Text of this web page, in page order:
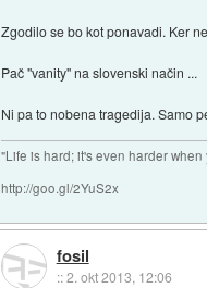
Zgodilo se bo kot ponavadi. Ker
Pač "vanity" na slovenski način ...
Ni pa to nobena tragedija. Samo
"Life is hard; it's even harder
http://goo.gl/2YuS2x
fosil
::2. okt 2013, 12:06